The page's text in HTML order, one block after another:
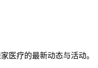
医疗的最新动态与活动。